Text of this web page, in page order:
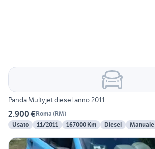
Panda Multyjet diesel anno 2011
2.900 €Roma (RM)
Usato
11/2011 167000 Km Diesel Manuale